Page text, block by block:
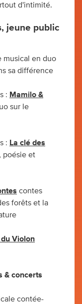
d'intimité.
jeune public
musical en duo
sa différence
: Mamilo &
sur le
: La clé des
poésie et
contes
forêts et la
du Violon
& concerts
contée-